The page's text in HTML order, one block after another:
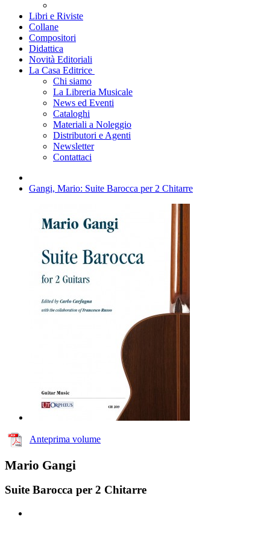
Libri e Riviste
Collane
Compositori
Didattica
Novità Editoriali
La Casa Editrice
Chi siamo
La Libreria Musicale
News ed Eventi
Cataloghi
Materiali a Noleggio
Distributori e Agenti
Newsletter
Contattaci
Gangi, Mario: Suite Barocca per 2 Chitarre
Anteprima volume
Mario Gangi
Suite Barocca per 2 Chitarre